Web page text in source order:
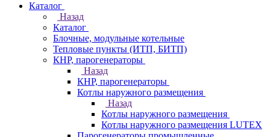
Каталог
Назад
Каталог
Блочные, модульные котельные
Тепловые пункты (ИТП, БИТП)
КНР, парогенераторы
Назад
КНР, парогенераторы
Котлы наружного размещения
Назад
Котлы наружного размещения
Котлы наружного размещения LUTEX